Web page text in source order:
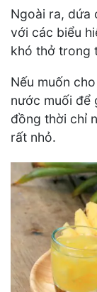
Ngoài ra, dứa
với các biểu
khó thở trong
Nếu muốn
nước muối để
đồng thời chỉ
rất nhỏ.